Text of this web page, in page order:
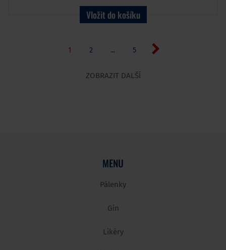
Vložit do košíku
1 2 ... 5
ZOBRAZIT DALŠÍ
MENU
Pálenky
Gin
Likéry